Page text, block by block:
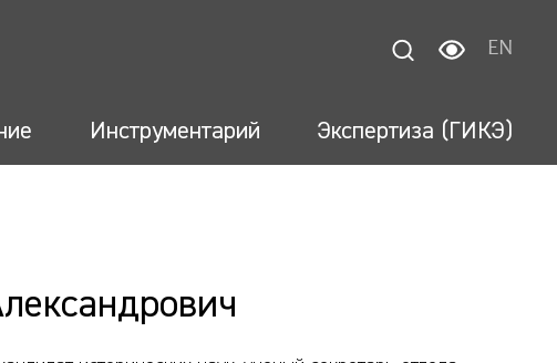
EN
Инструментарий Экспертиза (ГИКЭ)